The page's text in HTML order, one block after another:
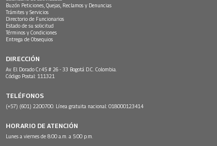
Buzón Peticiones, Quejas, Reclamos y Denuncias
Trámites y Servicios
Directorio de Funcionarios
Estado de su solicitud
Términos y Condiciones
Entrega de Obsequios
DIRECCIÓN
Av. El Dorado Cr.45 # 26 - 33 Bogotá D.C. Colombia.
Código Postal: 111321
TELÉFONOS
(+57) (601) 2200700. Línea gratuita nacional: 018000123414
HORARIO DE ATENCIÓN
Lunes a viernes de 8:00 a.m. a 5:00 p.m.